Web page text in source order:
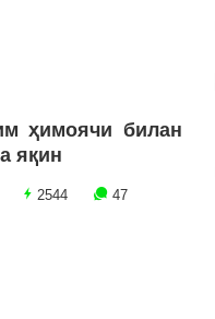
ҳимоячи билан
яқин
2544 47